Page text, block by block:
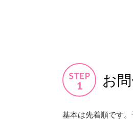
お
基本は先着順です